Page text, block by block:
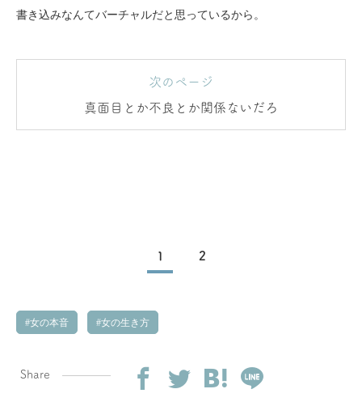
書き込みなんてバーチャルだと思っているから。
次のページ
真面目とか不良とか関係ないだろ
1 2
女の本音 女の生き方
Share